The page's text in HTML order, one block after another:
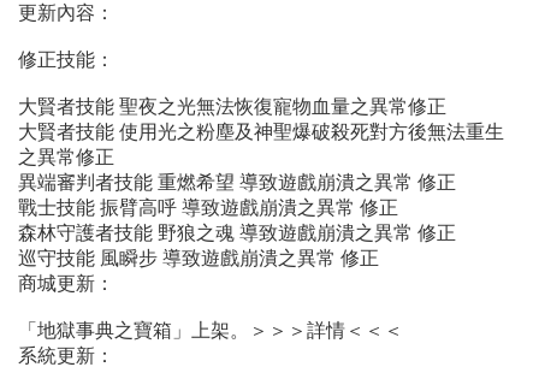
更新內容：
修正技能：
大賢者技能 聖夜之光無法恢復寵物血量之異常修正
大賢者技能 使用光之粉塵及神聖爆破殺死對方後無法重生
之異常修正
異端審判者技能 重燃希望 導致遊戲崩潰之異常 修正
戰士技能 振臂高呼 導致遊戲崩潰之異常 修正
森林守護者技能 野狼之魂 導致遊戲崩潰之異常 修正
巡守技能 風瞬步 導致遊戲崩潰之異常 修正
商城更新：
「地獄事典之寶箱」上架。＞＞＞詳情＜＜＜
系統更新：